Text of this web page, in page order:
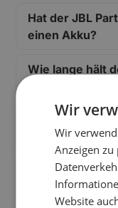
Hat der JBL
einen Akku?
Wie lange hält
Wie weit reicht
Essential 2 bei
Kann ich
Essential 2
Wir
Wir
Anzeigen
Website